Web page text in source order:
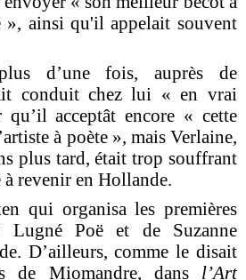
ainsi qu'il appelait souvent
d’une fois, auprès de
conduit chez lui « en vrai
acceptât encore « cette
à poète », mais Verlaine,
plus tard, était trop souffrant
revenir en Hollande.
qui organisa les premières
Lugné Poë et de Suzanne
D’ailleurs, comme le disait
de Miomandre, dansl’Art